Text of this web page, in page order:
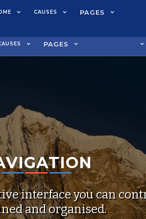
ABOUT SUCCESS
interface you can
and organised.
CAUSES PAGES UI
HOME CAUSES PAGES UI
PAGES UI ELEMENTS
CAUSES PAGES UI